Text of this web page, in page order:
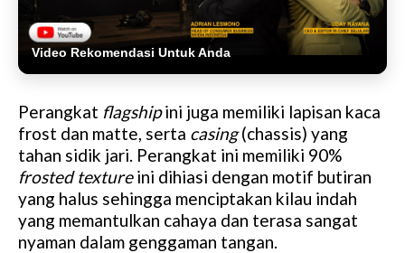
Video Rekomendasi Untuk Anda
Perangkat flagshipini juga memiliki lapisan kaca
frost dan matte, serta casing(chassis) yang
tahan sidik jari. Perangkat ini memiliki 90%
frosted textureini dihiasi dengan motif butiran
yang halus sehingga menciptakan kilau indah
yang memantulkan cahaya dan terasa sangat
nyaman dalam genggaman tangan.